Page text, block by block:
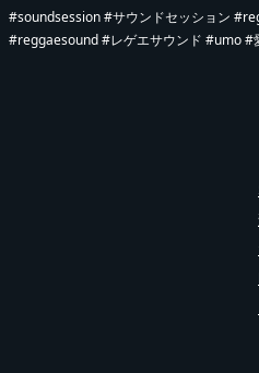
#soundsession #サウンドセッション
#reggaesound #レゲエサウンド #umo #